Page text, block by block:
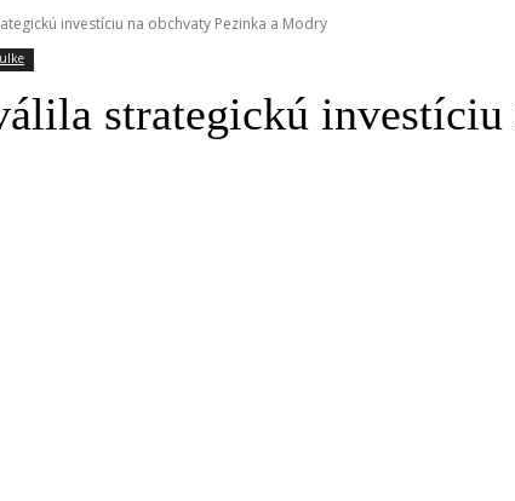
investíciu na obchvaty Pezinka a Modry
strategickú